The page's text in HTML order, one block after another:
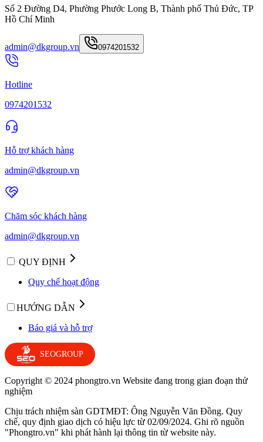
Số 2 Đường D4, Phường Phước Long B, Thành phố Thủ Đức, TP
Hồ Chí Minh
admin@dkgroup.vn 0974201532
Hotline
0974201532
Hỗ trợ khách hàng
admin@dkgroup.vn
Chăm sóc khách hàng
admin@dkgroup.vn
QUY ĐỊNH
Quy chế hoạt động
HƯỚNG DẪN
Báo giá và hỗ trợ
SEOGROUP
Copyright © 2024 phongtro.vn Website đang trong gian đoạn thử
nghiệm
Chịu trách nhiệm sàn GDTMĐT: Ông Nguyễn Văn Đồng. Quy
chế, quy định giao dịch có hiệu lực từ 02/09/2024. Ghi rõ nguồn
"Phongtro.vn" khi phát hành lại thông tin từ website này.